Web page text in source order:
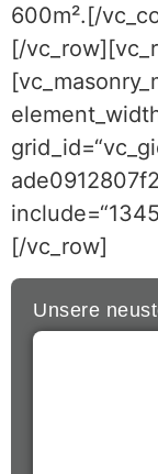
600m².[/
[/
[/vc_row]
Unsere